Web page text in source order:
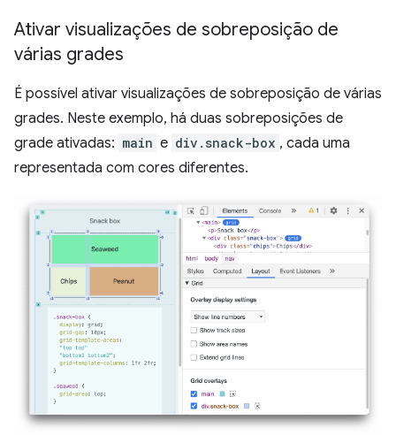
Ativar visualizações de sobreposição de
várias grades
É possível ativar visualizações de sobreposição de várias
grades. Neste exemplo, há duas sobreposições de
grade ativadas: main e div.snack-box , cada uma
representada com cores diferentes.